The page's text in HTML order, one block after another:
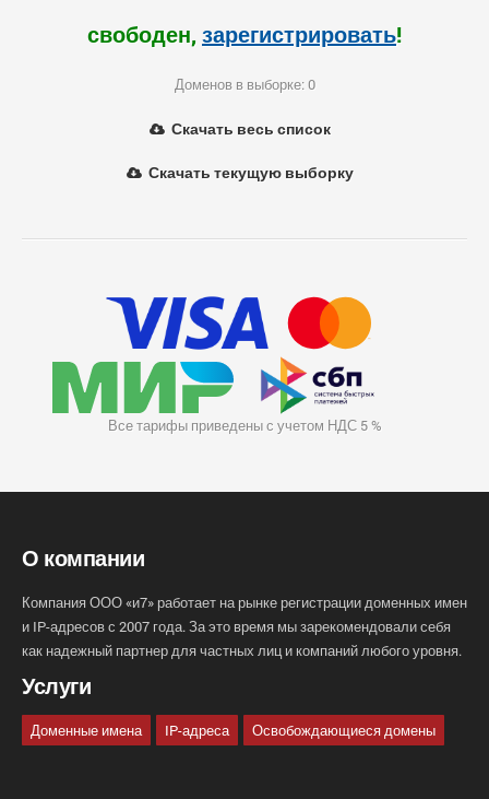
свободен, зарегистрировать!
Доменов в выборке: 0
Скачать весь список
Скачать текущую выборку
Все тарифы приведены с учетом НДС 5 %
О компании
Компания ООО «и7» работает на рынке регистрации доменных имен
и IP-адресов с 2007 года. За это время мы зарекомендовали себя
как надежный партнер для частных лиц и компаний любого уровня.
Услуги
Доменные имена IP-адреса Освобождающиеся домены